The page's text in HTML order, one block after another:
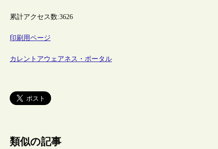
累計アクセス数:3626
印刷用ページ
カレントアウェアネス・ポータル
類似の記事